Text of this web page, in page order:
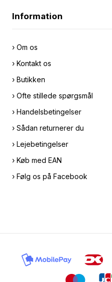
Information
› Om os
› Kontakt os
› Butikken
› Ofte stillede spørgsmål
› Handelsbetingelser
› Sådan returnerer du
› Lejebetingelser
› Køb med EAN
› Følg os på Facebook